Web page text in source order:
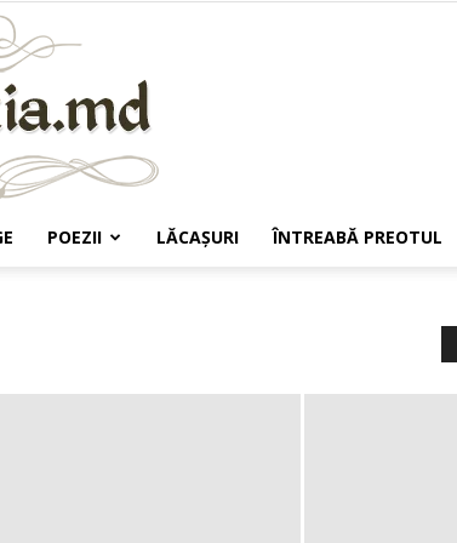
POEZII LĂCAŞURI ÎNTREABĂ PREOTUL